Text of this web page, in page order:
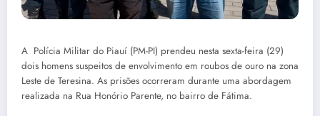
A Polícia Militar do Piauí (PM-PI) prendeu nesta sexta-feira (29)
dois homens suspeitos de envolvimento em roubos de ouro na zona
Leste de Teresina. As prisões ocorreram durante uma abordagem
realizada na Rua Honório Parente, no bairro de Fátima.